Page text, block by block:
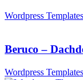
Wordpress
Beruco –
Wordpress